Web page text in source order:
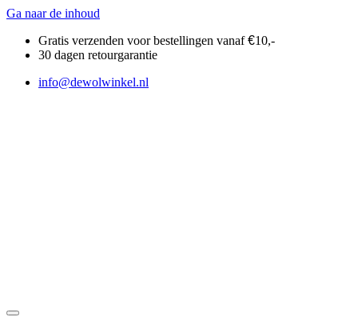
Ga naar de inhoud
Gratis verzenden voor bestellingen vanaf€10,-
30 dagen retourgarantie
info@dewolwinkel.nl